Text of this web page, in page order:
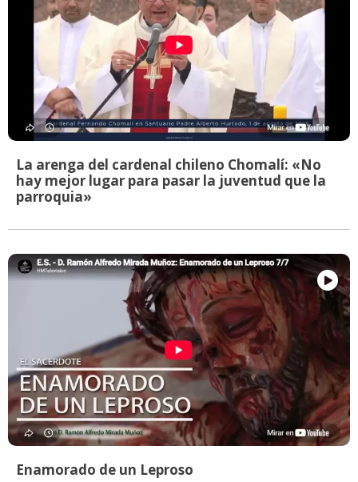
La arenga del cardenal chileno Chomalí: «No
hay mejor lugar para pasar la juventud que la
parroquia»
Enamorado de un Leproso